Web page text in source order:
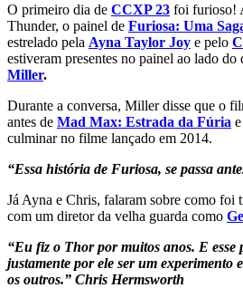
O primeiro dia de CCXP 23 foi furioso!
Thunder, o painel de Furiosa: Uma
estrelado pela Ayna Taylor Joy e pelo
estiveram presentes no painel ao lado do
Miller.
Durante a conversa, Miller disse que o
antes de Mad Max: Estrada da Fúria
culminar no filme lançado em 2014.
“Essa história de Furiosa, se passa
Já Ayna e Chris, falaram sobre como foi
com um diretor da velha guarda como
“Eu fiz o Thor por muitos anos. E esse
justamente por ele ser um experimento
os outros.” Chris Hermsworth